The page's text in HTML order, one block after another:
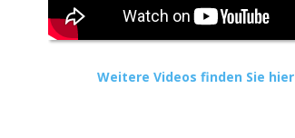
Weitere Videos finden Sie hier